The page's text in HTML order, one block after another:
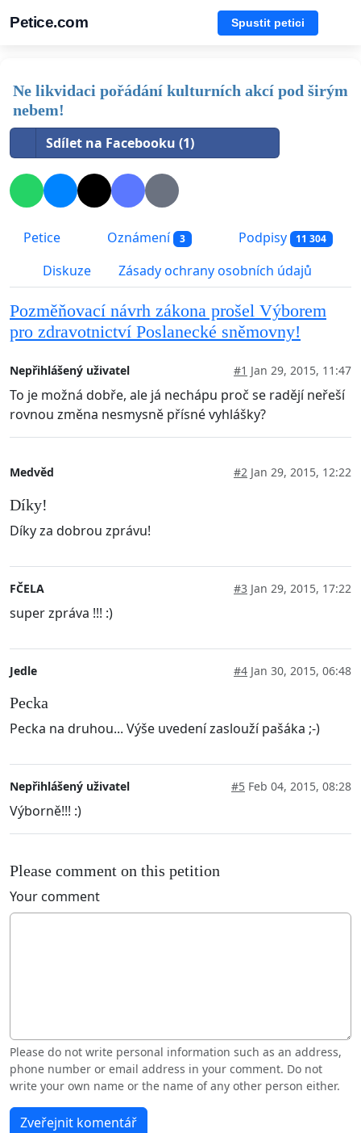
Petice.com Spustit petici
Ne likvidaci pořádání kulturních akcí pod širým
nebem!
Sdílet na Facebooku (1)
Petice Oznámení 3 Podpisy 11 304
Diskuze Zásady ochrany osobních údajů
Pozměňovací návrh zákona prošel Výborem
pro zdravotnictví Poslanecké sněmovny!
Nepřihlášený uživatel #1 Jan 29, 2015, 11:47
To je možná dobře, ale já nechápu proč se radějí neřeší
rovnou změna nesmysně přísné vyhlášky?
Medvěd #2 Jan 29, 2015, 12:22
Díky!
Díky za dobrou zprávu!
FČELA #3 Jan 29, 2015, 17:22
super zpráva !!! :)
Jedle #4 Jan 30, 2015, 06:48
Pecka
Pecka na druhou... Výše uvedení zaslouží pašáka ;-)
Nepřihlášený uživatel #5 Feb 04, 2015, 08:28
Výborně!!! :)
Please comment on this petition
Your comment
Please do not write personal information such as an address,
phone number or email address in your comment. Do not
write your own name or the name of any other person either.
Zveřejnit komentář